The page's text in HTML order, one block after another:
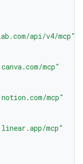
api/v4/mcp"
mcp"
mcp"
mcp"